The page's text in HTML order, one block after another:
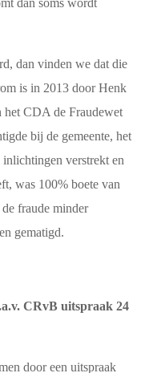
dan soms wordt
dan vinden we dat die
is in 2013 door Henk
CDA de Fraudewet
bij de gemeente, het
verstrekt en
was 100% boete van
fraude minder
gematigd.
CRvB uitspraak 24
door een uitspraak